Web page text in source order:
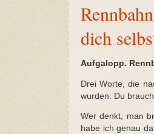
dich
Aufgalopp.
Drei Worte, die
wurden: Du
Wer denkt, man
habe ich genau